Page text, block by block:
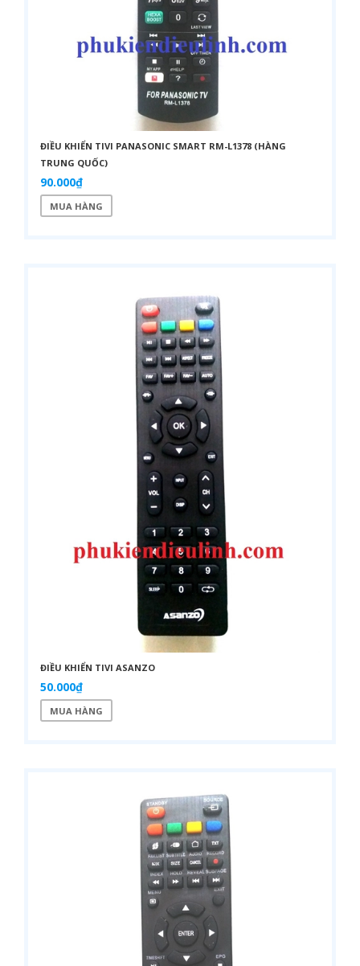
ĐIỀU KHIỂN TIVI PANASONIC SMART RM-L1378 (HÀNG
TRUNG QUỐC)
90.000₫
MUA HÀNG
ĐIỀU KHIỂN TIVI ASANZO
50.000₫
MUA HÀNG